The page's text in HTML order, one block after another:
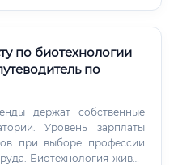
по биотехнологии
по
держат собственные
Уровень зарплаты
при выборе профессии
Биотехнология живых